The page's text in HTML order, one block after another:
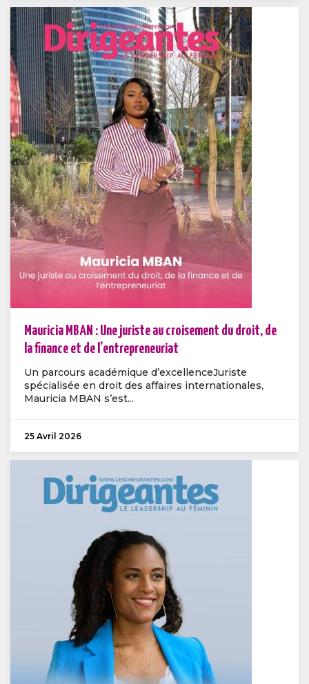
Mauricia MBAN : Une juriste au croisement du droit, de
la finance et de l’entrepreneuriat
Un parcours académique d’excellenceJuriste
spécialisée en droit des affaires internationales,
Mauricia MBAN s’est...
25 Avril 2026